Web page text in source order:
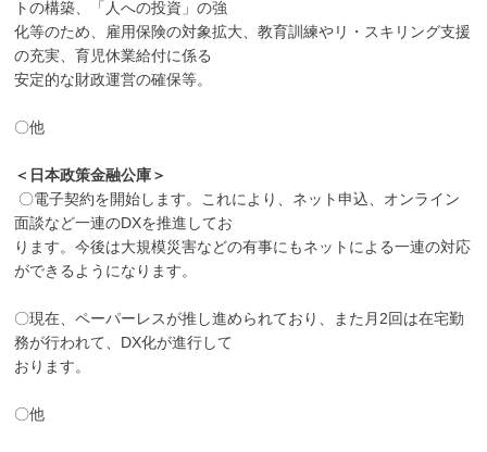
トの構築、「人への投資」の強
化等のため、雇用保険の対象拡大、教育訓練やリ・スキリング支援
の充実、育児休業給付に係る
安定的な財政運営の確保等。
〇他
＜日本政策金融公庫＞
〇電子契約を開始します。これにより、ネット申込、オンライン
面談など一連のDXを推進してお
ります。今後は大規模災害などの有事にもネットによる一連の対応
ができるようになります。
〇現在、ペーパーレスが推し進められており、また月2回は在宅勤
務が行われて、DX化が進行して
おります。
〇他